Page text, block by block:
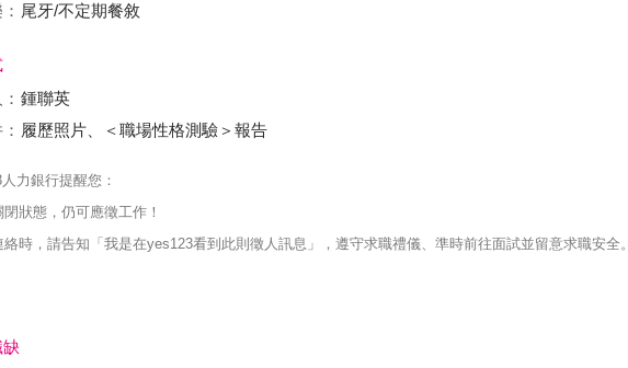
尾牙/不定期餐敘
鍾聯英
履歷照片、＜職場性格測驗＞報告
力銀行提醒您：
狀態，仍可應徵工作！
絡時，請告知「我是在yes123看到此則徵人訊息」，遵守求職禮儀、準時前往面試並留意求職安全。
缺